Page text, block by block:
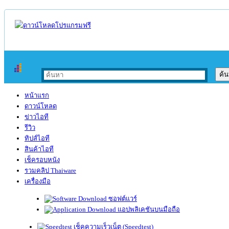
หน้าแรก
ดาวน์โหลด
ข่าวไอที
รีวิว
ทิปส์ไอที
สินค้าไอที
เช็ครอบหนัง
รวมคลิป Thaiware
เครื่องมือ
ซอฟต์แวร์
แอปพลิเคชันบนมือถือ
เช็คความเร็วเน็ต (Speedtest)